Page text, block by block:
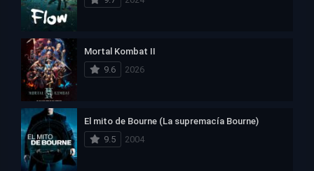
Mortal Kombat II
9.6
2026
El mito de Bourne (La supremacía Bourne)
9.5
2004